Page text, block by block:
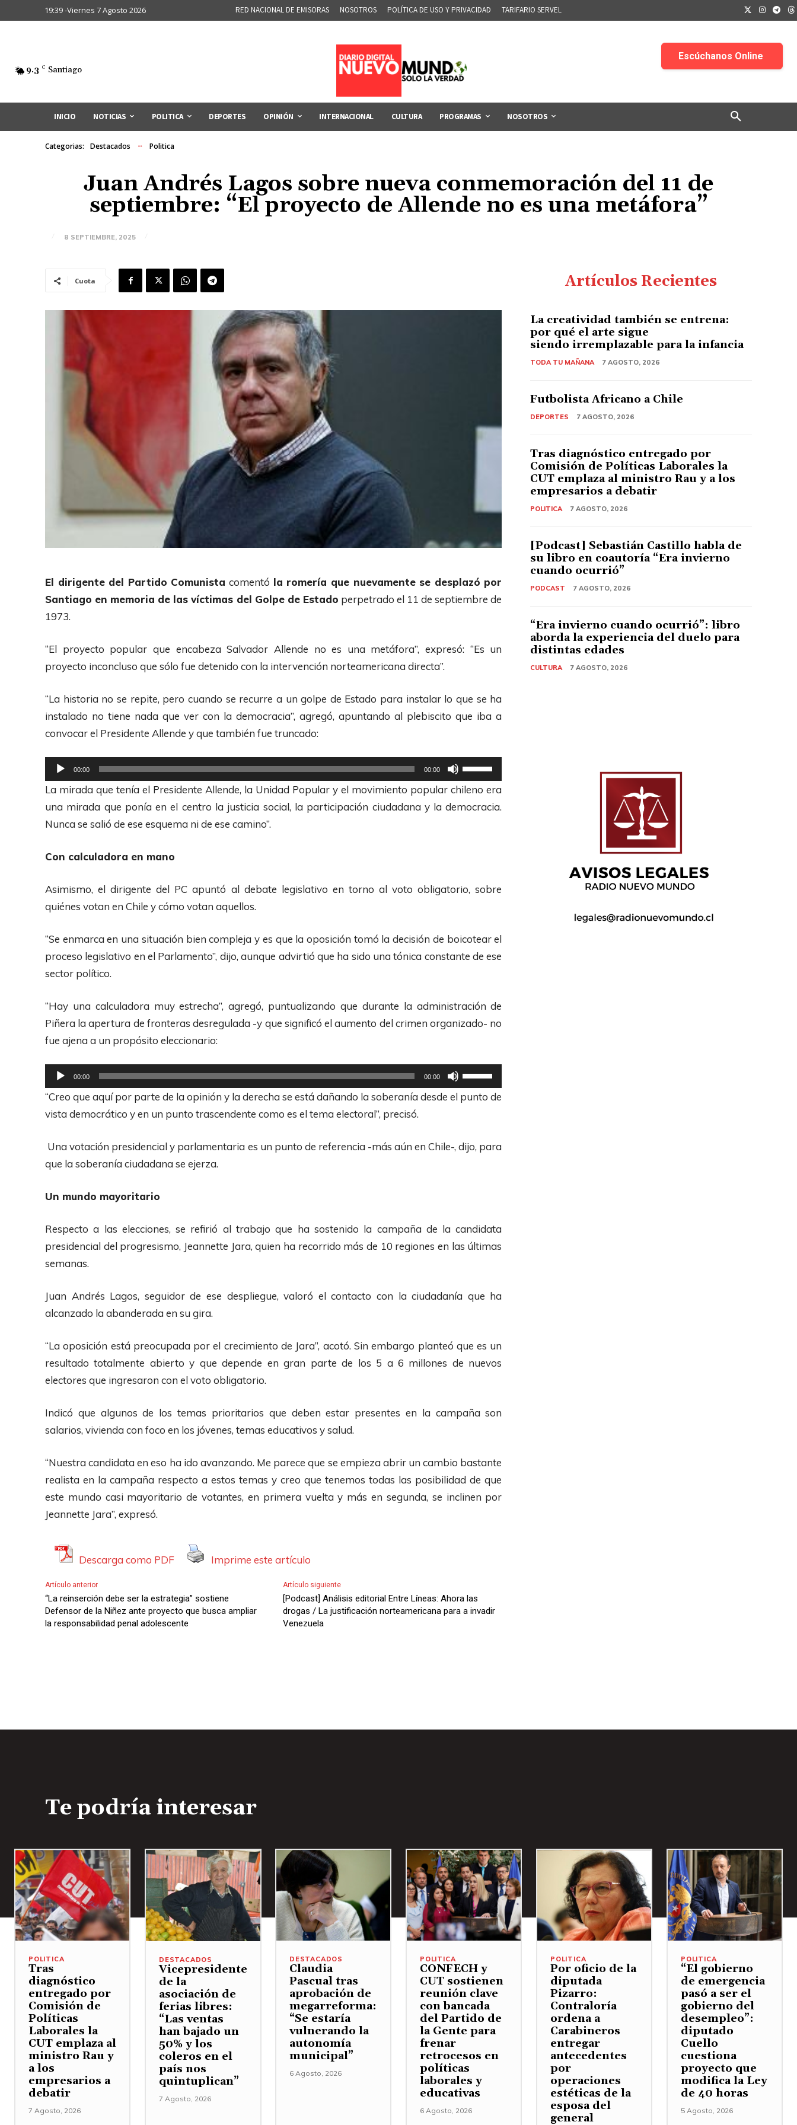
19:39 -Viernes 7 Agosto 2026 RED NACIONAL DE EMISORAS NOSOTROS POLÍTICA DE USO Y PRIVACIDAD TARIFARIO SERVEL
9.3 C Santiago
INICIO NOTICIAS POLITICA DEPORTES OPINIÓN INTERNACIONAL CULTURA PROGRAMAS NOSOTROS
Categorias: Destacados Politica
Juan Andrés Lagos sobre nueva conmemoración del 11 de
septiembre: “El proyecto de Allende no es una metáfora”
8 SEPTIEMBRE, 2025
Cuota
El dirigente del Partido Comunista comentó la romería que nuevamente se desplazó por
Santiago en memoria de las víctimas del Golpe de Estado perpetrado el 11 de septiembre de
1973.
“El proyecto popular que encabeza Salvador Allende no es una metáfora”, expresó: “Es un
proyecto inconcluso que sólo fue detenido con la intervención norteamericana directa”.
“La historia no se repite, pero cuando se recurre a un golpe de Estado para instalar lo que se ha
instalado no tiene nada que ver con la democracia”, agregó, apuntando al plebiscito que iba a
convocar el Presidente Allende y que también fue truncado:
e
d
c
t
r
d
e
u
d
i
00:00 00:00
U
t
l
t
e
a
s
F
l
h
r
i
a
j
a
a
u
m
o
u
l
u
m
e
n
.
La mirada que tenía el Presidente Allende, la Unidad Popular y el movimiento popular chileno era
una mirada que ponía en el centro la justicia social, la participación ciudadana y la democracia.
Nunca se salió de ese esquema ni de ese camino”.
Con calculadora en mano
Asimismo, el dirigente del PC apuntó al debate legislativo en torno al voto obligatorio, sobre
quiénes votan en Chile y cómo votan aquellos.
“Se enmarca en una situación bien compleja y es que la oposición tomó la decisión de boicotear el
proceso legislativo en el Parlamento”, dijo, aunque advirtió que ha sido una tónica constante de ese
sector político.
“Hay una calculadora muy estrecha”, agregó, puntualizando que durante la administración de
Piñera la apertura de fronteras desregulada -y que significó el aumento del crimen organizado- no
fue ajena a un propósito eleccionario:
e
o
c
o
r
d
A
u
i
o
00:00 00:00
U
t
i
i
s
t
d
e
e
a
s
A
/
t
a
r
o
d
s
m
i
n
u
i
r
e
“Creo que aquí por parte de la opinión y la derecha se está dañando la soberanía desde el punto de
vista democrático y en un punto trascendente como es el tema electoral”, precisó.
Una votación presidencial y parlamentaria es un punto de referencia -más aún en Chile-, dijo, para
que la soberanía ciudadana se ejerza.
Un mundo mayoritario
Respecto a las elecciones, se refirió al trabajo que ha sostenido la campaña de la candidata
presidencial del progresismo, Jeannette Jara, quien ha recorrido más de 10 regiones en las últimas
semanas.
Juan Andrés Lagos, seguidor de ese despliegue, valoró el contacto con la ciudadanía que ha
alcanzado la abanderada en su gira.
“La oposición está preocupada por el crecimiento de Jara”, acotó. Sin embargo planteó que es un
resultado totalmente abierto y que depende en gran parte de los 5 a 6 millones de nuevos
electores que ingresaron con el voto obligatorio.
Indicó que algunos de los temas prioritarios que deben estar presentes en la campaña son
salarios, vivienda con foco en los jóvenes, temas educativos y salud.
“Nuestra candidata en eso ha ido avanzando. Me parece que se empieza abrir un cambio bastante
realista en la campaña respecto a estos temas y creo que tenemos todas las posibilidad de que
este mundo casi mayoritario de votantes, en primera vuelta y más en segunda, se inclinen por
Jeannette Jara”, expresó.
Descarga como PDF Imprime este artículo
Artículo anterior
“La reinserción debe ser la estrategia” sostiene
Defensor de la Niñez ante proyecto que busca ampliar
la responsabilidad penal adolescente
Artículo siguiente
[Podcast] Análisis editorial Entre Líneas: Ahora las
drogas / La justificación norteamericana para a invadir
Venezuela
Artículos Recientes
La creatividad también se entrena:
por qué el arte sigue
siendo irremplazable para la infancia
TODA TU MAÑANA 7 AGOSTO, 2026
Futbolista Africano a Chile
DEPORTES 7 AGOSTO, 2026
Tras diagnóstico entregado por
Comisión de Políticas Laborales la
CUT emplaza al ministro Rau y a los
empresarios a debatir
POLITICA 7 AGOSTO, 2026
[Podcast] Sebastián Castillo habla de
su libro en coautoría “Era invierno
cuando ocurrió”
PODCAST 7 AGOSTO, 2026
“Era invierno cuando ocurrió”: libro
aborda la experiencia del duelo para
distintas edades
CULTURA 7 AGOSTO, 2026
Te podría interesar
POLITICA
Tras
diagnóstico
entregado por
Comisión de
Políticas
Laborales la
CUT emplaza al
ministro Rau y
a los
empresarios a
debatir
7 Agosto, 2026
DESTACADOS
Vicepresidente
de la
asociación de
ferias libres:
“Las ventas
han bajado un
50% y los
coleros en el
país nos
quintuplican”
7 Agosto, 2026
DESTACADOS
Claudia
Pascual tras
aprobación de
megarreforma:
“Se estaría
vulnerando la
autonomía
municipal”
6 Agosto, 2026
POLITICA
CONFECH y
CUT sostienen
reunión clave
con bancada
del Partido de
la Gente para
frenar
retrocesos en
políticas
laborales y
educativas
6 Agosto, 2026
POLITICA
Por oficio de la
diputada
Pizarro:
Contraloría
ordena a
Carabineros
entregar
antecedentes
por
operaciones
estéticas de la
esposa del
general
POLITICA
“El gobierno
de emergencia
pasó a ser el
gobierno del
desempleo”:
diputado
Cuello
cuestiona
proyecto que
modifica la Ley
de 40 horas
5 Agosto, 2026